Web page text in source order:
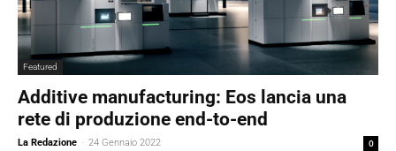
Featured
Additive manufacturing: Eos lancia una
rete di produzione end-to-end
La Redazione - 24 Gennaio 2022 0